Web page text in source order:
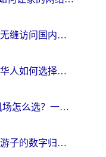
香港翻墙回内地：海外党无缝访问国内资源的加速器选择全攻略
迅游和回国好用吗？海外华人如何选择靠谱的回国加速器
海外党必看：Clash回国机场怎么选？一篇搞定无缝访问国内资源的全攻略
穿梭和松果哪个好？海外游子的数字归乡路，到底该怎么选